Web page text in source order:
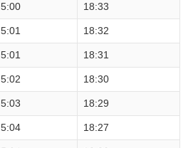
5:00 18:33
5:01 18:32
5:01 18:31
5:02 18:30
5:03 18:29
5:04 18:27